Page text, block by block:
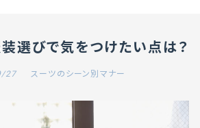
選びで気をつけたい点は？
27 スーツのシーン別マナー